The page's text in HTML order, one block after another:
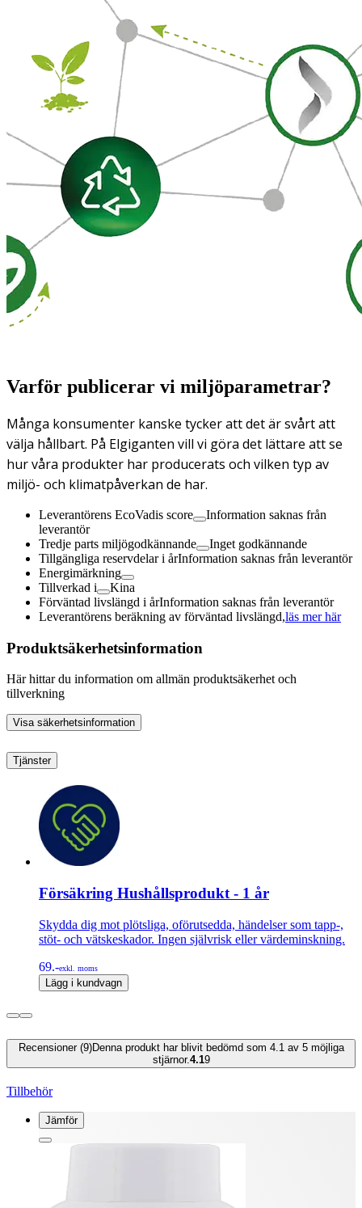
Varför publicerar vi miljöparametrar?
Många konsumenter kanske tycker att det är svårt att
välja hållbart. På Elgiganten vill vi göra det lättare att se
hur våra produkter har producerats och vilken typ av
miljö- och klimatpåverkan de har.
Leverantörens EcoVadis score
Information saknas från
leverantör
Tredje parts miljögodkännande
Inget godkännande
Tillgängliga reservdelar i årInformation saknas från leverantör
Energimärkning
Tillverkad i
Kina
Förväntad livslängd i årInformation saknas från leverantör
Leverantörens beräkning av förväntad livslängd,läs mer här
Produktsäkerhetsinformation
Här hittar du information om allmän produktsäkerhet och
tillverkning
Visa säkerhetsinformation
Tjänster
Försäkring Hushållsprodukt - 1 år
Skydda dig mot plötsliga, oförutsedda, händelser som tapp-,
stöt- och vätskeskador. Ingen självrisk eller värdeminskning.
69.-exkl. moms
Lägg i kundvagn
Recensioner (9)Denna produkt har blivit bedömd som 4.1 av 5 möjliga
stjärnor.4.19
Tillbehör
Jämför